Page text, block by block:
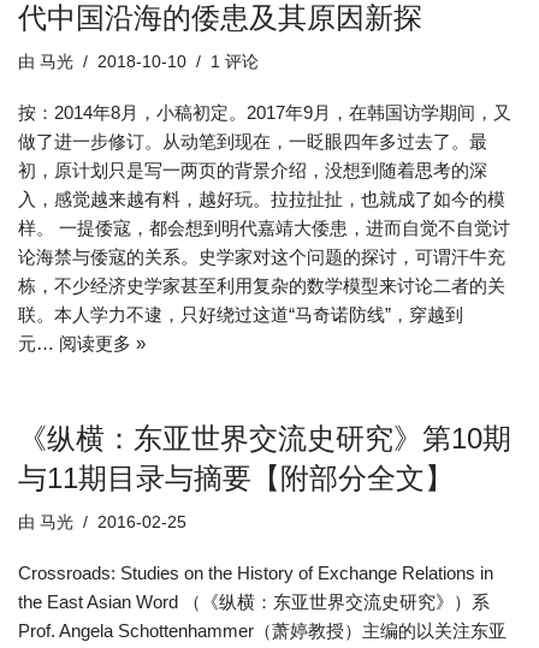
代中国沿海的倭患及其原因新探
由 马光 2018-10-10 1 评论
按：2014年8月，小稿初定。2017年9月，在韩国访学期间，又
做了进一步修订。从动笔到现在，一眨眼四年多过去了。最
初，原计划只是写一两页的背景介绍，没想到随着思考的深
入，感觉越来越有料，越好玩。拉拉扯扯，也就成了如今的模
样。 一提倭寇，都会想到明代嘉靖大倭患，进而自觉不自觉讨
论海禁与倭寇的关系。史学家对这个问题的探讨，可谓汗牛充
栋，不少经济史学家甚至利用复杂的数学模型来讨论二者的关
联。本人学力不逮，只好绕过这道“马奇诺防线”，穿越到
元… 阅读更多 »
《纵横：东亚世界交流史研究》第10期
与11期目录与摘要【附部分全文】
由 马光 2016-02-25
Crossroads: Studies on the History of Exchange Relations in
the East Asian Word （《纵横：东亚世界交流史研究》）系
Prof. Angela Schottenhammer（萧婷教授）主编的以关注东亚